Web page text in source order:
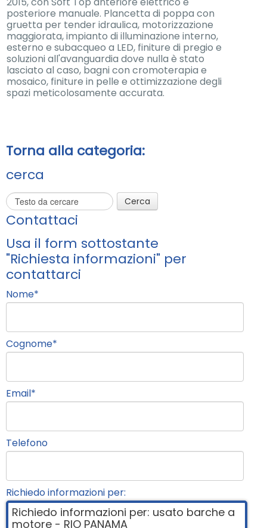
posteriore manuale. Plancetta di poppa con
gruetta per tender idraulica, motorizzazione
maggiorata, impianto di illuminazione interno,
esterno e subacqueo a LED, finiture di pregio e
soluzioni all'avanguardia dove nulla è stato
lasciato al caso, bagni con cromoterapia e
mosaico, finiture in pelle e ottimizzazione degli
spazi meticolosamente accurata.
Torna alla categoria:
cerca
Cerca
Contattaci
Usa il form sottostante
"Richiesta informazioni" per
contattarci
Nome*
Cognome*
Email*
Telefono
Richiedo informazioni per: